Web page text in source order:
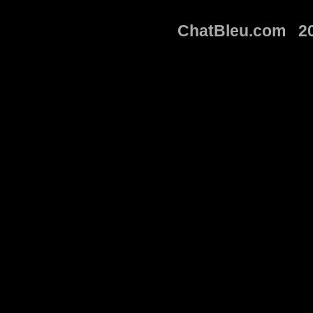
ChatBleu.com